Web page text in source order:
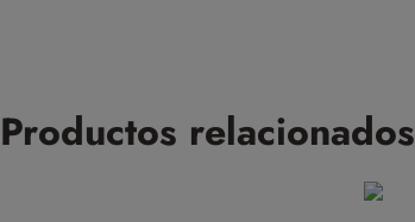
Productos relacionados